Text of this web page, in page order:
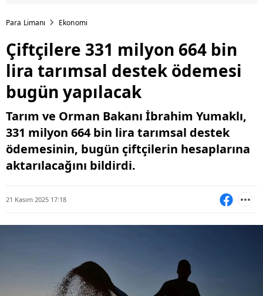
Para Limanı Ekonomi
Çiftçilere 331 milyon 664 bin
lira tarımsal destek ödemesi
bugün yapılacak
Tarım ve Orman Bakanı İbrahim Yumaklı,
331 milyon 664 bin lira tarımsal destek
ödemesinin, bugün çiftçilerin hesaplarına
aktarılacağını bildirdi.
21 Kasım 2025 17:18